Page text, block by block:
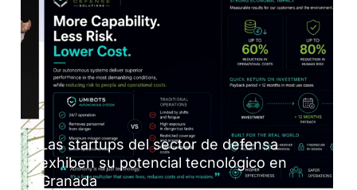
Las startups del sector de defensa
exhiben su potencial tecnológico en
Granada